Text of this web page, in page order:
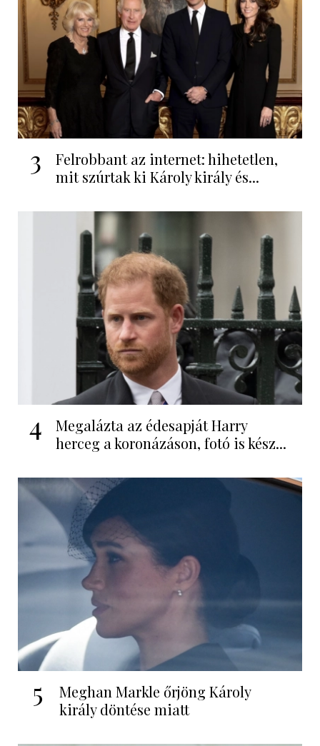
3
Felrobbant az internet: hihetetlen,
mit szúrtak ki Károly király és...
4
Megalázta az édesapját Harry
herceg a koronázáson, fotó is kész...
5
Meghan Markle őrjöng Károly
király döntése miatt